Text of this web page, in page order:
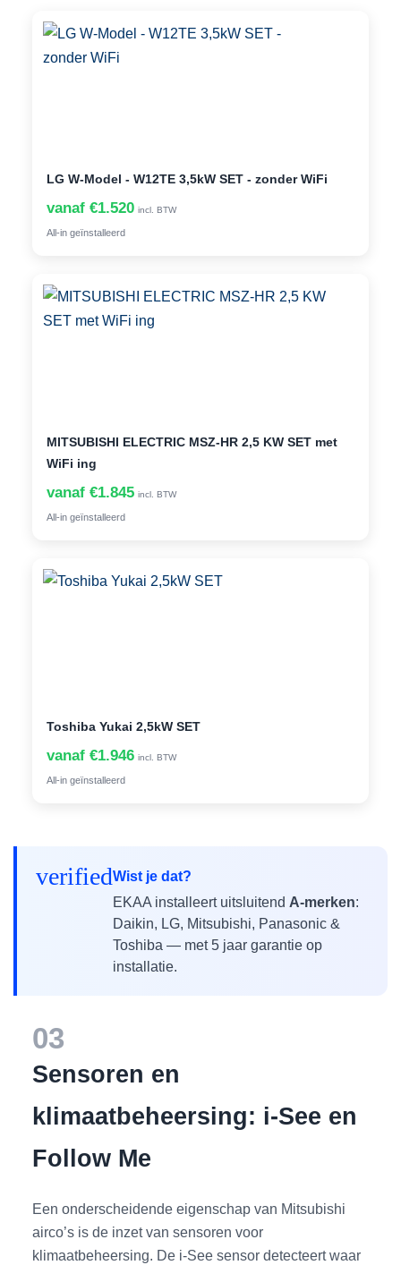
LG W-Model - W12TE 3,5kW SET - zonder WiFi
vanaf €1.520 incl. BTW
All-in geïnstalleerd
MITSUBISHI ELECTRIC MSZ-HR 2,5 KW SET met
WiFi ing
vanaf €1.845 incl. BTW
All-in geïnstalleerd
Toshiba Yukai 2,5kW SET
vanaf €1.946 incl. BTW
All-in geïnstalleerd
verifiedWist je dat?
EKAA installeert uitsluitend A-merken:
Daikin, LG, Mitsubishi, Panasonic &
Toshiba — met 5 jaar garantie op
installatie.
03
Sensoren en
klimaatbeheersing: i-See en
Follow Me
Een onderscheidende eigenschap van Mitsubishi
airco’s is de inzet van sensoren voor
klimaatbeheersing. De i-See sensor detecteert waar